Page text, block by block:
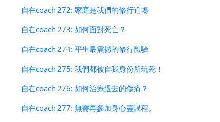
自在coach 272: 家庭是我們的修行道塲
自在coach 273: 如何面對死亡？
自在coach 274: 平生最震撼的修行體驗
自在coach 275: 我們都被自我身份所玩死！
自在coach 276: 如何治療過去的傷痛？
自在coach 277: 無需再參加身心靈課程。